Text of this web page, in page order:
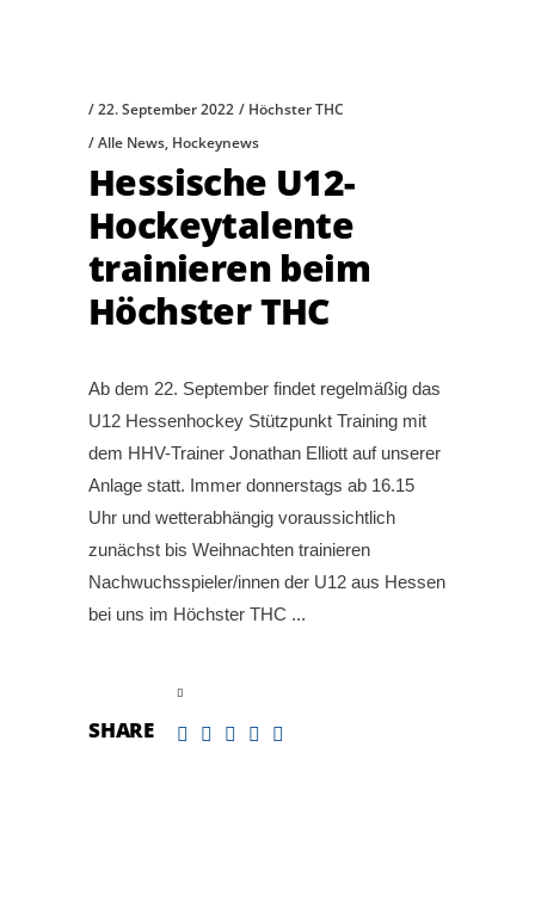
22. September 2022
Höchster THC
Alle News, Hockeynews
Hessische U12-
Hockeytalente
trainieren beim
Höchster THC
Ab dem 22. September findet regelmäßig das
U12 Hessenhockey Stützpunkt Training mit
dem HHV-Trainer Jonathan Elliott auf unserer
Anlage statt. Immer donnerstags ab 16.15
Uhr und wetterabhängig voraussichtlich
zunächst bis Weihnachten trainieren
Nachwuchsspieler/innen der U12 aus Hessen
bei uns im Höchster THC
SHARE